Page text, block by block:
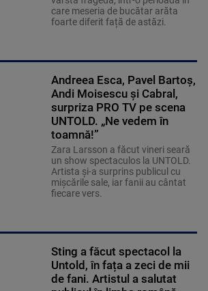
care meseria de bucătar arăta
foarte diferit față de astăzi.
Andreea Esca, Pavel Bartoș,
Andi Moisescu și Cabral,
surpriza PRO TV pe scena
UNTOLD. „Ne vedem în
toamnă!”
Zara Larsson a făcut vineri seară
un show spectaculos la UNTOLD.
Artista și-a surprins publicul cu
mișcările sale, iar fanii au cântat
fiecare vers.
Sting a făcut spectacol la
Untold, în fața a zeci de mii
de fani. Artistul a salutat